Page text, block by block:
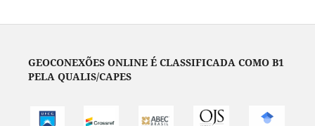
GEOCONEXÕES ONLINE É CLASSIFICADA COMO B1
PELA QUALIS/CAPES